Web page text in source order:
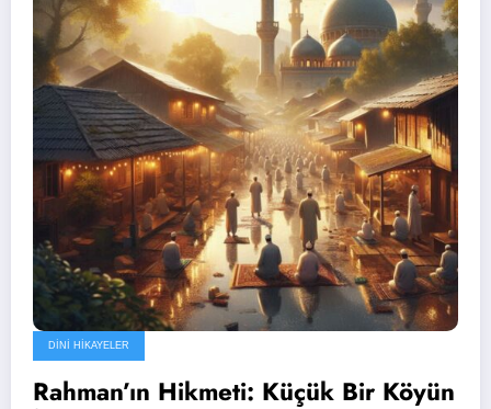
DINI HIKAYELER
Rahman’ın Hikmeti: Küçük Bir Köyün